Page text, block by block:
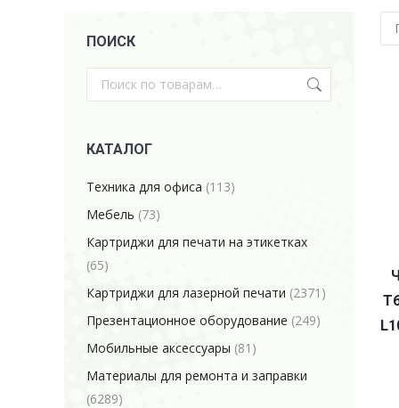
ПОИСК
КАТАЛОГ
Техника для офиса (113)
Мебель (73)
Картриджи для печати на этикетках
(65)
Картриджи для лазерной печати (2371)
Презентационное оборудование (249)
Мобильные аксессуары (81)
Материалы для ремонта и заправки
(6289)